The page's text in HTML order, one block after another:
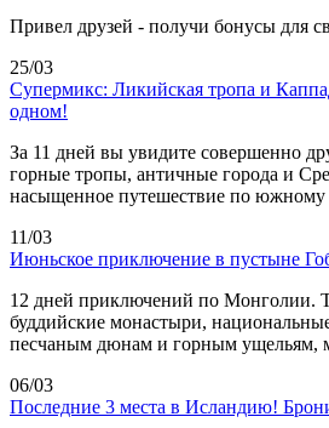
Привел друзей - получи бонусы для
25/03
Супермикс: Ликийская тропа и
одном!
За 11 дней вы увидите совершенно
горные тропы, античные города и
насыщенное путешествие по
11/03
Июньское приключение в пустыне
12 дней приключений по Монголии.
буддийские монастыри,
песчаным дюнам и горным ущельям,
06/03
Последние 3 места в Исландию!